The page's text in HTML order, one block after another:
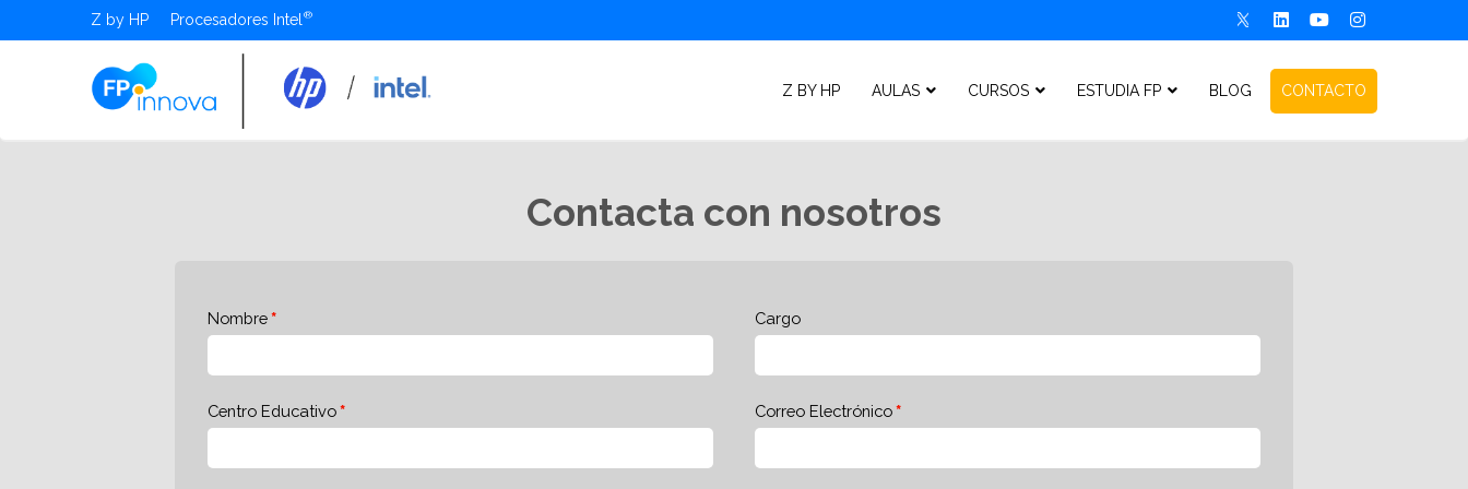
Z by HP Procesadores Intel
Z BY HP AULAS CURSOS ESTUDIA FP BLOG CONTACTO
Contacta con nosotros
Nombre Cargo
Centro Educativo Correo Electrónico